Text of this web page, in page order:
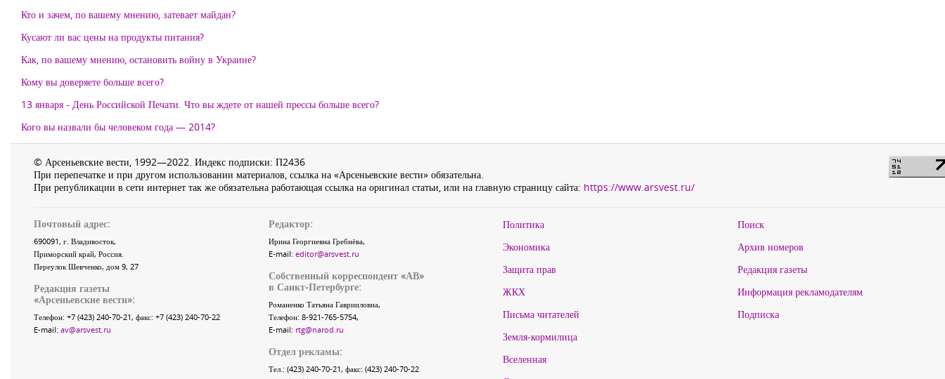
Кто и зачем, по вашему мнению, затевает майдан?
Кусают ли вас цены на продукты питания?
Как, по вашему мнению, остановить войну в Украине?
Кому вы доверяете больше всего?
13 января - День Российской Печати. Что вы ждете от нашей прессы больше всего?
Кого вы назвали бы человеком года — 2014?
© Арсеньевские вести, 1992—2022. Индекс подписки: П2436
При перепечатке и при другом использовании материалов, ссылка на «Арсеньевские вести» обязательна.
При републикации в сети интернет так же обязательна работающая ссылка на оригинал статьи, или на главную страницу сайта: https://www.arsvest.ru/
Почтовый адрес:
690091, г. Владивосток,
Приморский край, Россия.
Переулок Шевченко, дом 9, 27
Редакция газеты
«Арсеньевские вести»:
Телефон: +7 (423) 240-70-21, факс: +7 (423) 240-70-22
E-mail: av@arsvest.ru
Редактор:
Ирина Георгиевна Гребнёва,
E-mail: editor@arsvest.ru
Собственный корреспондент «АВ»
в Санкт-Петербурге:
Романенко Татьяна Гаврииловна,
Телефон: 8-921-765-5754,
E-mail: rtg@narod.ru
Отдел рекламы:
Тел.: (423) 240-70-21, факс: (423) 240-70-22
Политика
Экономика
Защита прав
ЖКХ
Письма читателей
Земля-кормилица
Вселенная
Поиск
Архив номеров
Редакция газеты
Информация рекламодателям
Подписка